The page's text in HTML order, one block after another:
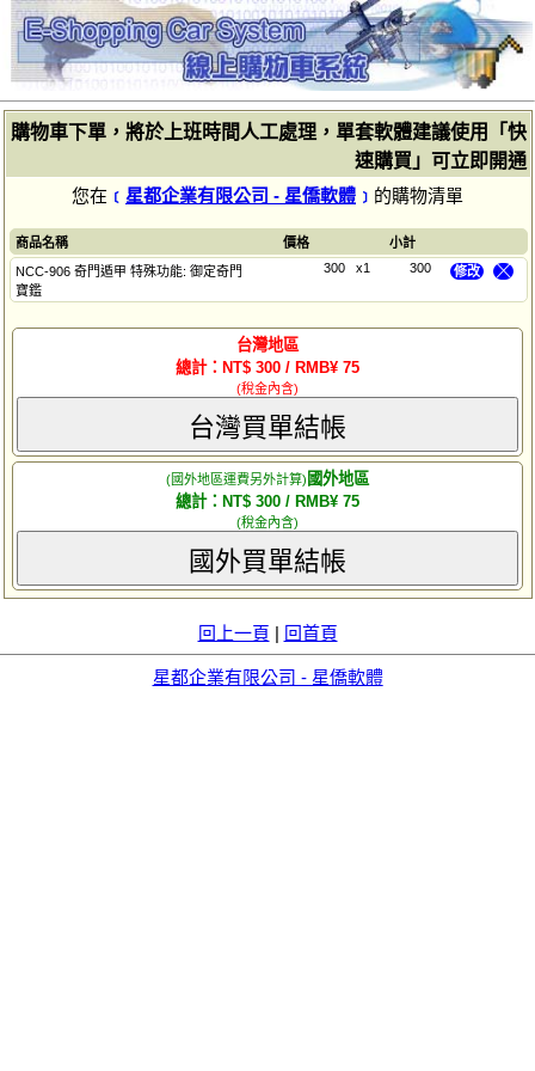
購物車下單，將於上班時間人工處理，單套軟體建議使用「快
速購買」可立即開通
您在 ﹝ 星都企業有限公司 - 星僑軟體 ﹞ 的購物清單
商品名稱 價格
小計
NCC-906 奇門遁甲 特殊功能: 御定奇門
寶鑑
300 x1 300 ╳
修改
台灣地區
總計：NT$ 300 / RMB¥ 75
(稅金內含)
台灣買單結帳
(國外地區運費另外計算) 國外地區
總計：NT$ 300 / RMB¥ 75
(稅金內含)
國外買單結帳
回上一頁 | 回首頁
星都企業有限公司 - 星僑軟體